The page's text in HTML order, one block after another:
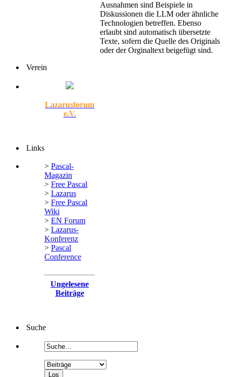
Ausnahmen sind Beispiele in
Diskussionen die LLM oder ähnliche
Technologien betreffen. Ebenso
erlaubt sind automatisch übersetzte
Texte, sofern die Quelle des Originals
oder der Orginaltext beigefügt sind.
Verein
Lazarusforum
e.V.
Links
> Pascal-
Magazin
> Free Pascal
> Lazarus
> Free Pascal
Wiki
> EN Forum
> Lazarus-
Konferenz
> Pascal
Conference
Ungelesene
Beiträge
Suche